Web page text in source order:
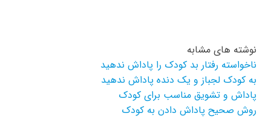
نوشته های مشابه
ناخواسته رفتار بد کودک را پاداش ندهید
به کودک لجباز و یک دنده پاداش ندهید
پاداش و تشویق مناسب برای کودک
روش صحیح پاداش دادن به کودک